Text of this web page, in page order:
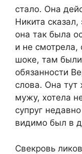
стало. Она
Никита
она так была
и не
шоке, там
обязанности
слова. Она тут
мужу, хотела
супруг
видимо был в
Свекровь